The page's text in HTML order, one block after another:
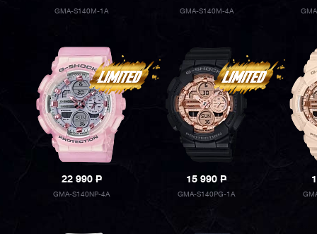
GMA-S140M-1A GMA-S140M-4A
22 990P
GMA-S140NP-4A
15 990P
GMA-S140PG-1A